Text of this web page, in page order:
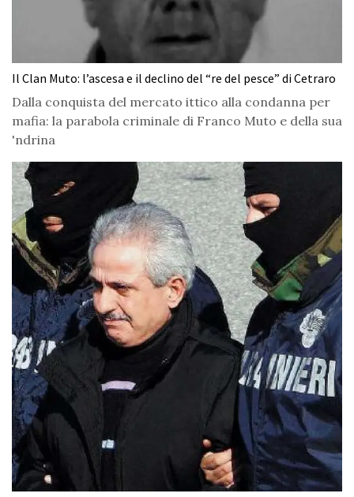
Il Clan Muto: l’ascesa e il declino del “re del pesce” di Cetraro
Dalla conquista del mercato ittico alla condanna per
mafia: la parabola criminale di Franco Muto e della sua
'ndrina